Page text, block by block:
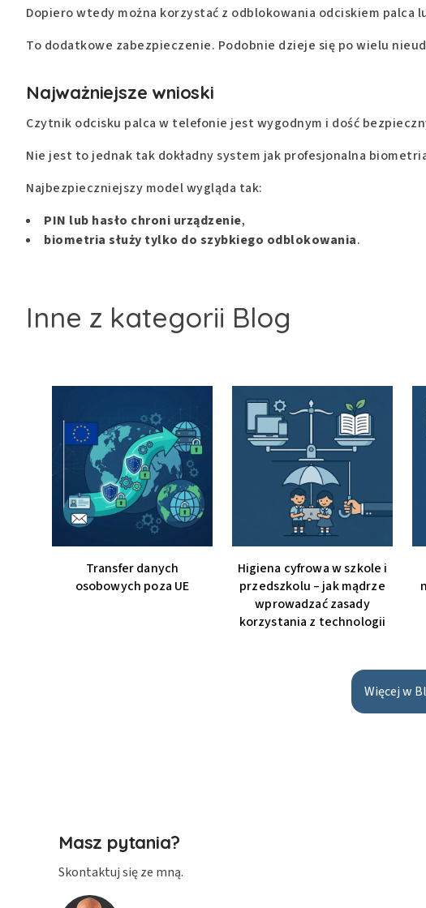
Dopiero wtedy można korzystać z odblokowania odciskiem palca
To dodatkowe zabezpieczenie. Podobnie dzieje się po wielu
Najważniejsze wnioski
Czytnik odcisku palca w telefonie jest wygodnym i dość
Nie jest to jednak tak dokładny system jak profesjonalna
Najbezpieczniejszy model wygląda tak:
PIN lub hasło chroni urządzenie,
biometria służy tylko do szybkiego odblokowania.
Inne z kategorii Blog
Transfer danych
osobowych poza UE
Higiena cyfrowa w szkole i
przedszkolu – jak mądrze
wprowadzać zasady
korzystania z technologii
Więcej w
Masz pytania?
Skontaktuj się ze mną.